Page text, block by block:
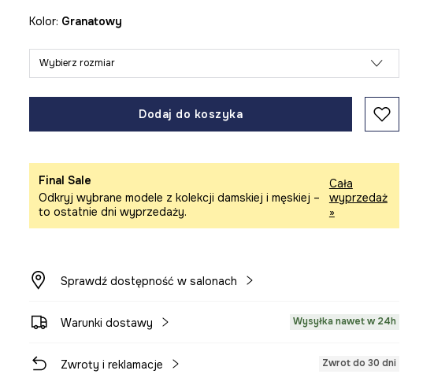
Kolor: granatowy
Wybierz rozmiar
Dodaj do koszyka
Final Sale
Odkryj wybrane modele z kolekcji damskiej i męskiej –
to ostatnie dni wyprzedaży.
Cała
wyprzedaż
»
Sprawdź dostępność w salonach
Warunki dostawy Wysyłka nawet w 24h
Zwroty i reklamacje Zwrot do 30 dni